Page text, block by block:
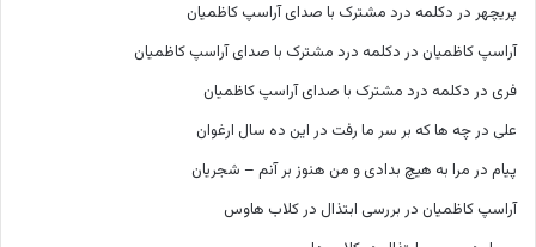
پریچهر در دکلمه درد مشترک با صدای آراسپ کاظمیان
آراسپ کاظمیان در دکلمه درد مشترک با صدای آراسپ کاظمیان
فری در دکلمه درد مشترک با صدای آراسپ کاظمیان
علی درچه ها که بر سر ما رفت در این ده سال ارغوان
پیام در مرا به هیچ بدادی و من هنوز بر آنم – شجریان
آراسپ کاظمیان در بررسی ابتذال در کلاب هاوس